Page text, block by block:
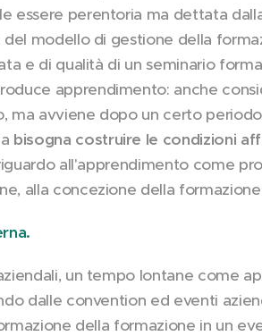
essere perentoria ma dettata
modello di gestione della
e di qualità di un seminario
apprendimento: anche
ma avviene dopo un certo
bisogna costruire le condizioni
all'apprendimento come
alla concezione della
un tempo lontane come
dalle convention ed eventi
della formazione in un